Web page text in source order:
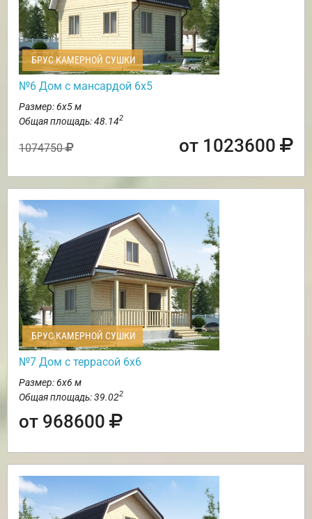
БРУС КАМЕРНОЙ СУШКИ
№6 Дом с мансардой 6х5
Размер: 6х5 м
Общая площадь: 48.142
1074750 от 1023600
БРУС КАМЕРНОЙ СУШКИ
№7 Дом с террасой 6х6
Размер: 6х6 м
Общая площадь: 39.022
от 968600